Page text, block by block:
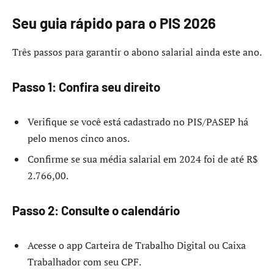
Seu guia rápido para o PIS 2026
Três passos para garantir o abono salarial ainda este ano.
Passo 1: Confira seu direito
Verifique se você está cadastrado no PIS/PASEP há
pelo menos cinco anos.
Confirme se sua média salarial em 2024 foi de até R$
2.766,00.
Passo 2: Consulte o calendário
Acesse o app Carteira de Trabalho Digital ou Caixa
Trabalhador com seu CPF.